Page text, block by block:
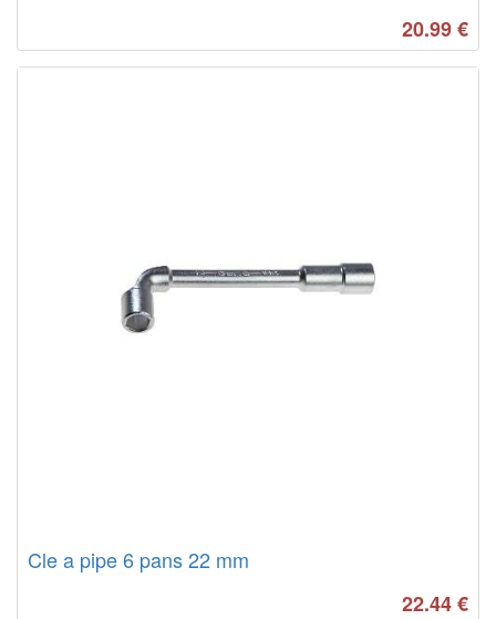
20.99€
Cle a pipe 6 pans 22 mm
22.44€